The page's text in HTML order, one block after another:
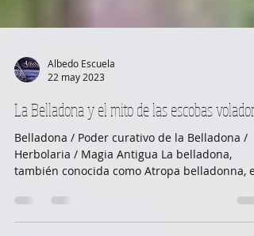
Albedo Escuela
22 may 2023
La Belladona y el mito de las escobas
Belladona / Poder curativo de la Belladona /
Herbolaria / Magia Antigua La belladona,
una...